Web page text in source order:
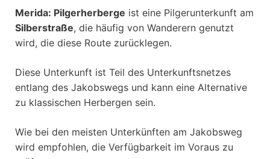
Merida: Pilgerherberge ist eine Pilgerunterkunft am
Silberstraße, die häufig von Wanderern genutzt
wird, die diese Route zurücklegen.
Diese Unterkunft ist Teil des Unterkunftsnetzes
entlang des Jakobswegs und kann eine Alternative
zu klassischen Herbergen sein.
Wie bei den meisten Unterkünften am Jakobsweg
wird empfohlen, die Verfügbarkeit im Voraus zu